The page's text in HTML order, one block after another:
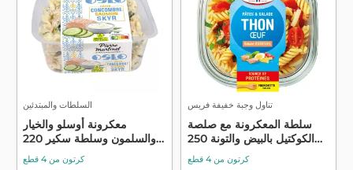
السلطات والمبتدئين
معكرونة أوسلو والخيار
والسلمون وسلطة سكير 220
كرتون من 4 قطع
تناول وجبة خفيفة فريس
سلطة المعكرونة مع صلصة
الكوكتيل بالبيض والتونة 250
كرتون من 4 قطع